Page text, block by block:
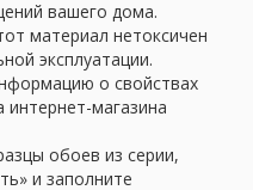
вашего дома.
материал нетоксичен
эксплуатации.
о свойствах
магазина
обоев из серии,
и заполните